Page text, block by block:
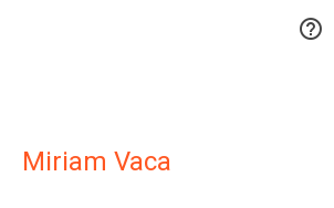

Miriam Vaca